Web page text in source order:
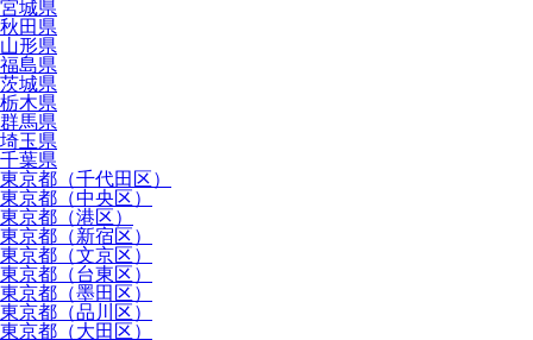
宮城県
秋田県
山形県
福島県
茨城県
栃木県
群馬県
埼玉県
千葉県
東京都（千代田区）
東京都（中央区）
東京都（港区）
東京都（新宿区）
東京都（文京区）
東京都（台東区）
東京都（墨田区）
東京都（品川区）
東京都（大田区）